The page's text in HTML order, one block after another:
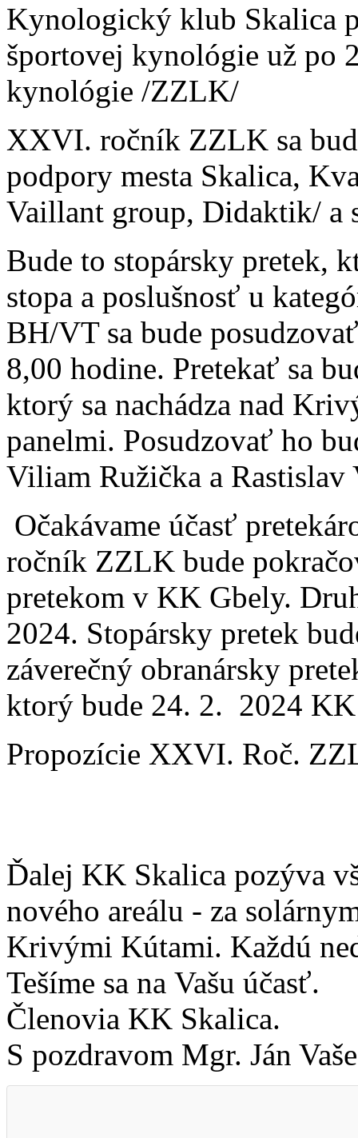
Kynologický klub Skalica
športovej kynológie už po
kynológie /ZZLK/
XXVI. ročník ZZLK sa
podpory mesta Skalica,
Vaillant group, Didaktik/ a
Bude to stopársky pretek,
stopa a poslušnosť u
BH/VT sa bude
8,00 hodine. Pretekať sa
ktorý sa nachádza nad
panelmi. Posudzovať ho
Viliam Ružička a
Očakávame účasť
ročník ZZLK bude
pretekom v KK Gbely.
2024. Stopársky pretek
záverečný obranársky
ktorý bude 24. 2. 2024
Propozície XXVI. Roč.
Ďalej KK Skalica pozýva
nového areálu - za
Krivými Kútami. Každú
Tešíme sa na Vašu účasť.
Členovia KK Skalica.
S pozdravom Mgr. Ján